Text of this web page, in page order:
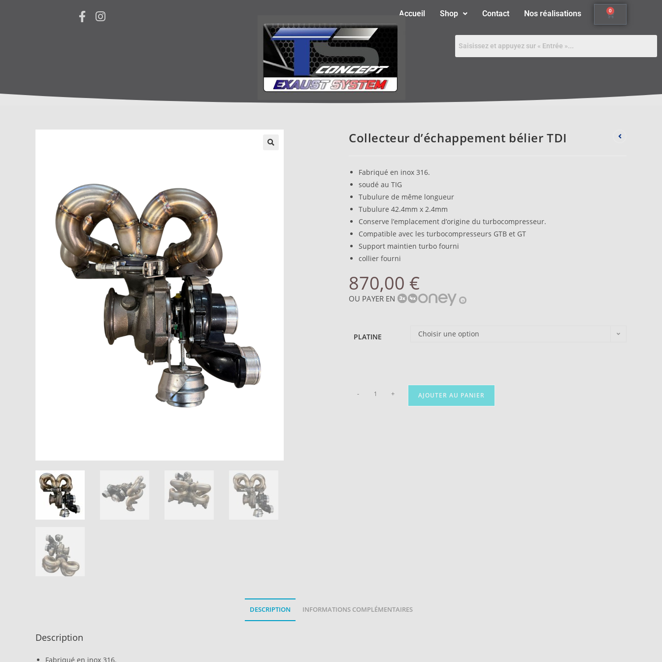
Accueil Shop Contact Nos réalisations 0
Collecteur d’échappement bélier TDI
Fabriqué en inox 316.
soudé au TIG
Tubulure de même longueur
Tubulure 42.4mm x 2.4mm
Conserve l’emplacement d’origine du turbocompresseur.
Compatible avec les turbocompresseurs GTB et GT
Support maintien turbo fourni
collier fourni
870,00 €
OU PAYER EN ?
PLATINE Choisir une option
- + AJOUTER AU PANIER
DESCRIPTION INFORMATIONS COMPLÉMENTAIRES
Description
Fabriqué en inox 316.